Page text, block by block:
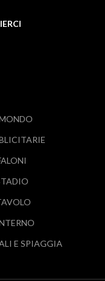
E SPIAGGIA